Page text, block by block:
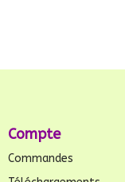
Compte
Commandes